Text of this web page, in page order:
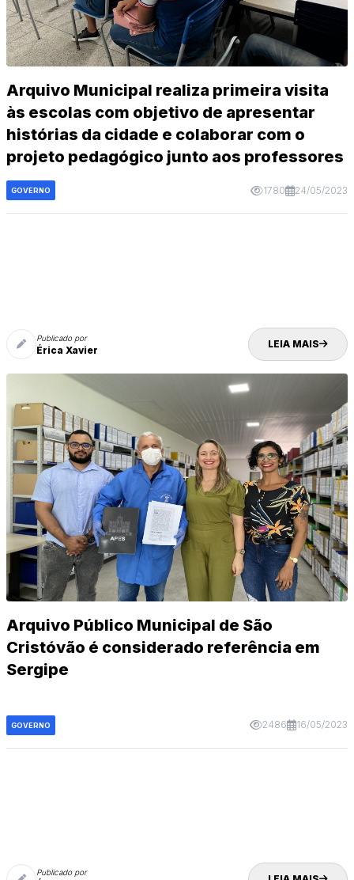
Arquivo Municipal realiza primeira visita
às escolas com objetivo de apresentar
histórias da cidade e colaborar com o
projeto pedagógico junto aos professores
GOVERNO 1780 24/05/2023
Publicado por
Érica Xavier LEIA MAIS
Arquivo Público Municipal de São
Cristóvão é considerado referência em
Sergipe
GOVERNO 2486 16/05/2023
Publicado por